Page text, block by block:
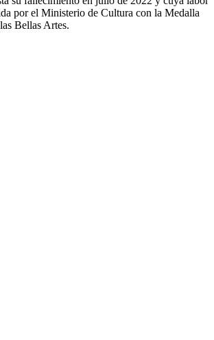
por el Ministerio de Cultura con la Medalla
Bellas Artes.